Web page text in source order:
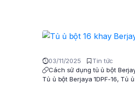
03/11/2025
Tin tức
Cách sử dụng tủ ủ bột
Tủ ủ bột Berjaya 1DPF-16, Tủ